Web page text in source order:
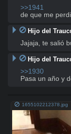
>>1941
de que me
Hijo del
Jajaja, te salió
Hijo del
>>1930
Pasa un año y
1655102212378.jpg